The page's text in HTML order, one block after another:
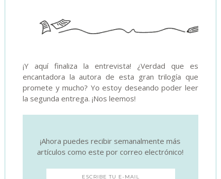
¡Y aquí finaliza la entrevista! ¿Verdad que es
encantadora la autora de esta gran trilogía que
promete y mucho? Yo estoy deseando poder leer
la segunda entrega. ¡Nos leemos!
¡Ahora puedes recibir semanalmente más
artículos como este por correo electrónico!